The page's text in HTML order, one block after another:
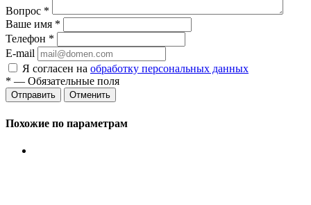
Вопрос *
Ваше имя *
Телефон *
E-mail
Я согласен на обработку персональных данных
* — Обязательные поля
Отменить
Похожие по параметрам